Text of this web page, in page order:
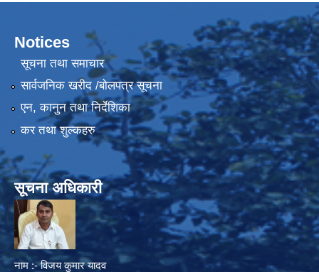
Notices
सूचना तथा समाचार
सार्वजनिक खरीद /बोलपत्र सूचना
एन, कानुन तथा निर्देशिका
कर तथा शुल्कहरु
सूचना अधिकारी
नाम :- विजय कुमार यादव